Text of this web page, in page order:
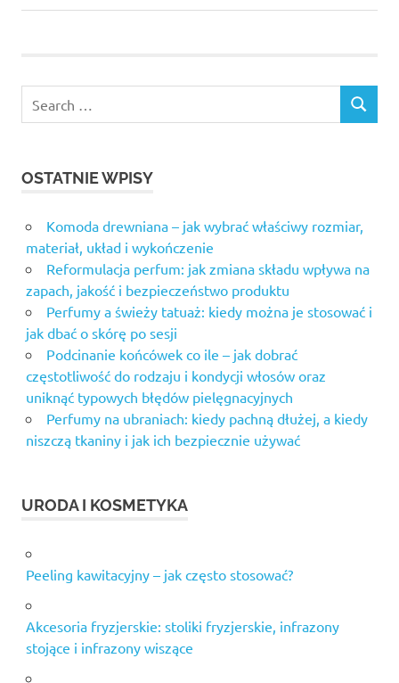
OSTATNIE WPISY
Komoda drewniana – jak wybrać właściwy rozmiar,
materiał, układ i wykończenie
Reformulacja perfum: jak zmiana składu wpływa na
zapach, jakość i bezpieczeństwo produktu
Perfumy a świeży tatuaż: kiedy można je stosować i
jak dbać o skórę po sesji
Podcinanie końcówek co ile – jak dobrać
częstotliwość do rodzaju i kondycji włosów oraz
uniknąć typowych błędów pielęgnacyjnych
Perfumy na ubraniach: kiedy pachną dłużej, a kiedy
niszczą tkaniny i jak ich bezpiecznie używać
URODA I KOSMETYKA
Peeling kawitacyjny – jak często stosować?
Akcesoria fryzjerskie: stoliki fryzjerskie, infrazony
stojące i infrazony wiszące